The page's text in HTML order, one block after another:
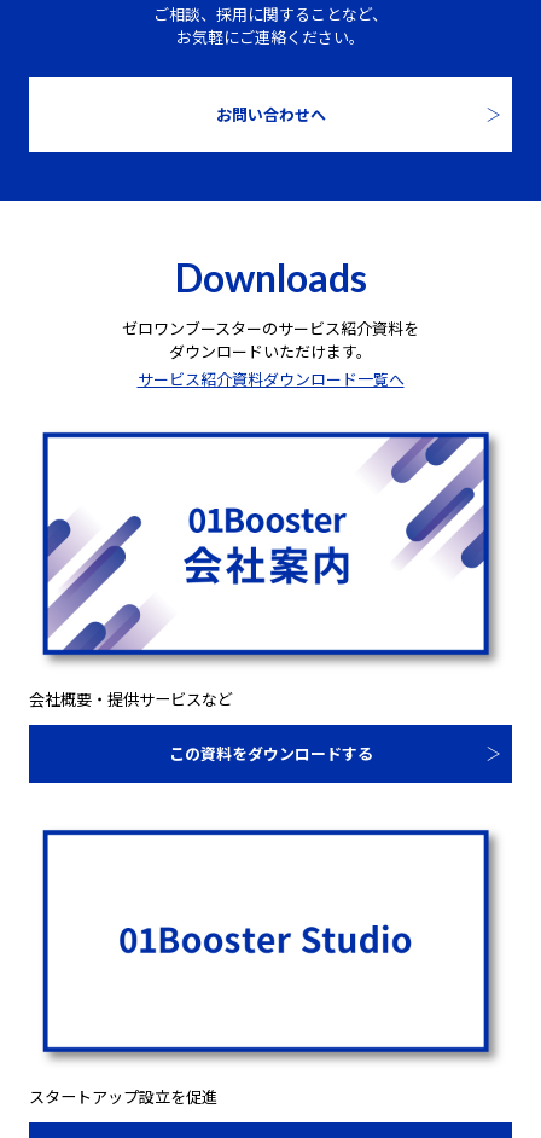
ご相談、採用に関することなど、
お気軽にご連絡ください。
お問い合わせへ
Downloads
ゼロワンブースターのサービス紹介資料を
ダウンロードいただけます。
サービス紹介資料ダウンロード一覧へ
会社概要・提供サービスなど
この資料をダウンロードする
スタートアップ設立を促進